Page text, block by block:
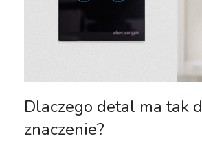
Dlaczego detal ma tak
znaczenie?